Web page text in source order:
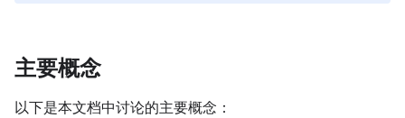
主要概念
以下是本文档中讨论的主要概念：